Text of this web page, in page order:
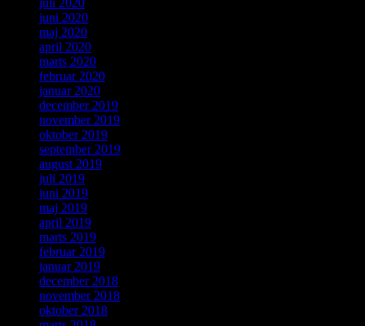
juli 2020
juni 2020
maj 2020
april 2020
marts 2020
februar 2020
januar 2020
december 2019
november 2019
oktober 2019
september 2019
august 2019
juli 2019
juni 2019
maj 2019
april 2019
marts 2019
februar 2019
januar 2019
december 2018
november 2018
oktober 2018